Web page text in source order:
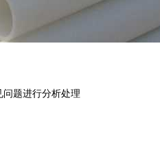
题进行分析处理